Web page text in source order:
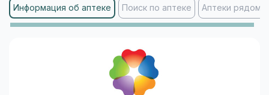
Информация об аптеке Поиск по аптеке Аптеки рядом